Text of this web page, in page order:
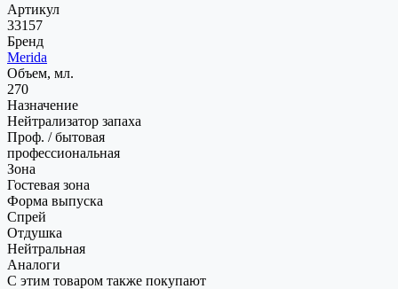
Артикул
33157
Бренд
Merida
Объем, мл.
270
Назначение
Нейтрализатор запаха
Проф. / бытовая
профессиональная
Зона
Гостевая зона
Форма выпуска
Спрей
Отдушка
Нейтральная
Аналоги
С этим товаром также покупают